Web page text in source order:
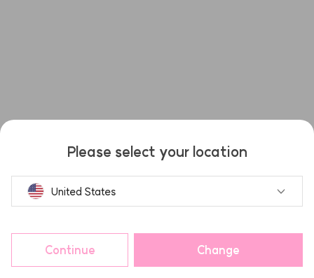
Please select your location
United States
Continue Change